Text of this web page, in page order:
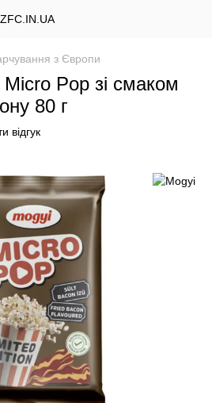
з Європи
Pop зі смаком
80 г
відгук